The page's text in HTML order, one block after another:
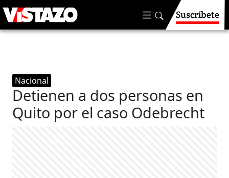
Suscríbete
Nacional
Detienen a dos personas en
Quito por el caso Odebrecht